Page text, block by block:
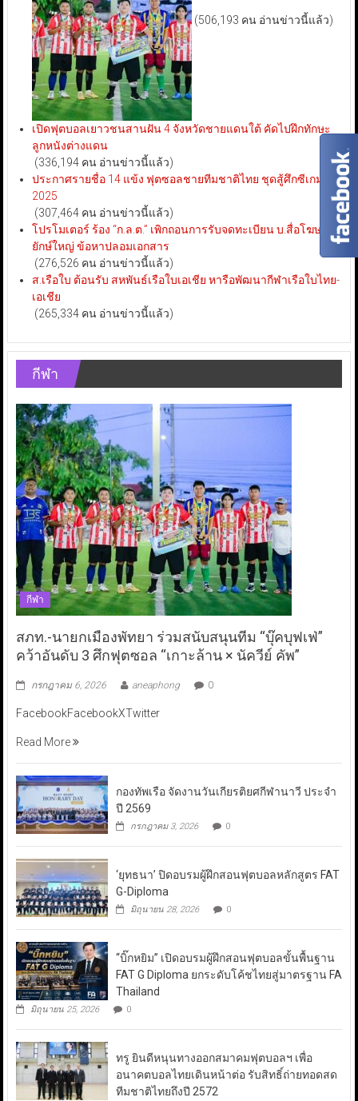
(506,193 คน อ่านข่าวนี้แล้ว)
เปิดฟุตบอลเยาวชนสานฝัน 4 จังหวัดชายแดนใต้ คัดไปฝึกทักษะ
ลูกหนังต่างแดน
(336,194 คน อ่านข่าวนี้แล้ว)
ประกาศรายชื่อ 14 แข้ง ฟุตซอลชายทีมชาติไทย ชุดสู้ศึกซีเกมส์
2025
(307,464 คน อ่านข่าวนี้แล้ว)
โปรโมเตอร์ ร้อง “ก.ล.ต.” เพิกถอนการรับจดทะเบียน บ.สื่อโฆษณา
ยักษ์ใหญ่ ข้อหาปลอมเอกสาร
(276,526 คน อ่านข่าวนี้แล้ว)
ส.เรือใบ ต้อนรับ สหพันธ์เรือใบเอเชีย หารือพัฒนากีฬาเรือใบไทย-
เอเชีย
(265,334 คน อ่านข่าวนี้แล้ว)
กีฬา
กีฬา
สภท.-นายกเมืองพัทยา ร่วมสนับสนุนทีม “บุ๊คบุฟเฟ่”
คว้าอันดับ 3 ศึกฟุตซอล “เกาะล้าน × นัควีย์ คัพ”
กรกฎาคม 6, 2026 aneaphong 0
FacebookFacebookXTwitter
Read More
กองทัพเรือ จัดงานวันเกียรติยศกีฬานาวี ประจำ
ปี 2569
กรกฎาคม 3, 2026 0
‘ยุทธนา’ ปิดอบรมผู้ฝึกสอนฟุตบอลหลักสูตร FAT
G-Diploma
มิถุนายน 28, 2026 0
“บิ๊กหยิม” เปิดอบรมผู้ฝึกสอนฟุตบอลขั้นพื้นฐาน
FAT G Diploma ยกระดับโค้ชไทยสู่มาตรฐาน FA
Thailand
มิถุนายน 25, 2026 0
ทรู ยินดีหนุนทางออกสมาคมฟุตบอลฯ เพื่อ
อนาคตบอลไทยเดินหน้าต่อ รับสิทธิ์ถ่ายทอดสด
ทีมชาติไทยถึงปี 2572